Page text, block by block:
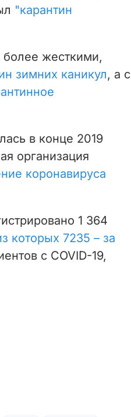
"карантин
более жесткими,
зимних каникул, а с
в конце 2019
организация
коронавируса
1 364
которых 7235 – за
с COVID-19,